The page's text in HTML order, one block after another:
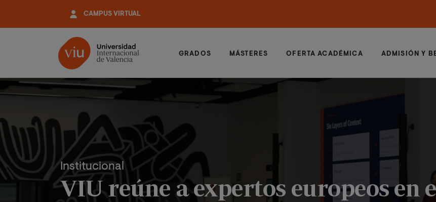
contenido
CAMPUS VIRTUAL
GRADOS MÁSTERES OFERTA ACADÉMICA ADMISIÓN Y
Institucional
VIU reúne a expertos europeos en